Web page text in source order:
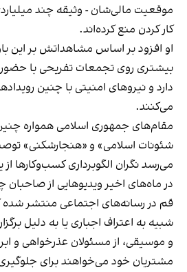
موقعیت مالی‌شان - وثیقه چند میلیاردی
کار کردن منع کرده‌اند.
او افزود بر اساس مشاهداتش بر این
بیشتری روی تجمعات تفریحی با
دارد و نیروهای امنیتی با چنین
می‌کنند.
مقام‌های جمهوری اسلامی همواره
شئونات اسلامی» و «هنجارشکنی»
می‌رسد نگران الگوبرداری کسب‌وکارها از
در ماه‌های اخیر ویدیوهایی از صاحبان
قم در رسانه‌های اجتماعی منتشر شده
شبیه به اعتراف اجباری یا به دلیل
و موسیقی، از مسئولان عذرخواهی و
مشتریان خود می‌خواهند برای